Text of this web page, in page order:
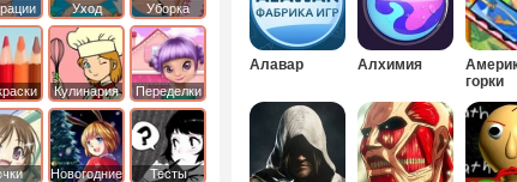
Алавар Алхимия
горки
Уход Уборка
Кулинария Переделки
Новогодние Тесты